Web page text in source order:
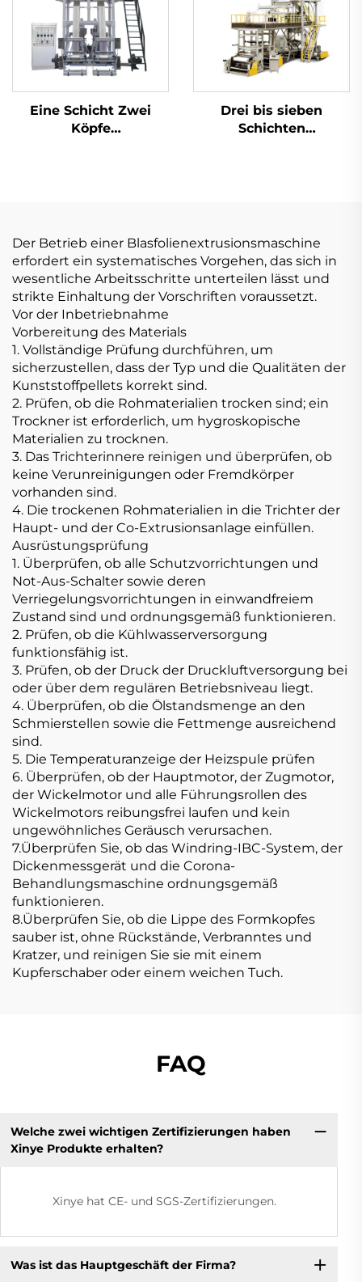
Eine Schicht Zwei
Köpfe
Drei bis sieben
Schichten
Der Betrieb einer Blasfolienextrusionsmaschine
erfordert ein systematisches Vorgehen, das sich in
wesentliche Arbeitsschritte unterteilen lässt und
strikte Einhaltung der Vorschriften voraussetzt.
Vor der Inbetriebnahme
Vorbereitung des Materials
1. Vollständige Prüfung durchführen, um
sicherzustellen, dass der Typ und die Qualitäten der
Kunststoffpellets korrekt sind.
2. Prüfen, ob die Rohmaterialien trocken sind; ein
Trockner ist erforderlich, um hygroskopische
Materialien zu trocknen.
3. Das Trichterinnere reinigen und überprüfen, ob
keine Verunreinigungen oder Fremdkörper
vorhanden sind.
4. Die trockenen Rohmaterialien in die Trichter der
Haupt- und der Co-Extrusionsanlage einfüllen.
Ausrüstungsprüfung
1. Überprüfen, ob alle Schutzvorrichtungen und
Not-Aus-Schalter sowie deren
Verriegelungsvorrichtungen in einwandfreiem
Zustand sind und ordnungsgemäß funktionieren.
2. Prüfen, ob die Kühlwasserversorgung
funktionsfähig ist.
3. Prüfen, ob der Druck der Druckluftversorgung bei
oder über dem regulären Betriebsniveau liegt.
4. Überprüfen, ob die Ölstandsmenge an den
Schmierstellen sowie die Fettmenge ausreichend
sind.
5. Die Temperaturanzeige der Heizspule prüfen
6. Überprüfen, ob der Hauptmotor, der Zugmotor,
der Wickelmotor und alle Führungsrollen des
Wickelmotors reibungsfrei laufen und kein
ungewöhnliches Geräusch verursachen.
7.Überprüfen Sie, ob das Windring-IBC-System, der
Dickenmessgerät und die Corona-
Behandlungsmaschine ordnungsgemäß
funktionieren.
8.Überprüfen Sie, ob die Lippe des Formkopfes
sauber ist, ohne Rückstände, Verbranntes und
Kratzer, und reinigen Sie sie mit einem
Kupferschaber oder einem weichen Tuch.
FAQ
Welche zwei wichtigen Zertifizierungen haben
Xinye Produkte erhalten?
Xinye hat CE- und SGS-Zertifizierungen.
Was ist das Hauptgeschäft der Firma?